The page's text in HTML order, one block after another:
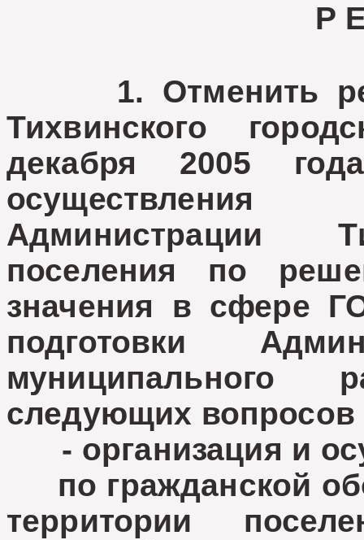
Р
1. Отменить
Тихвинского
декабря 2005
Администрации
поселения по
значения в сфере
подготовки
следующих вопросов
- организация и
по гражданской
территории